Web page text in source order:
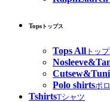
Tops トップス
Tops All トッ
Polo shirtsポ
TshirtsTシャツ